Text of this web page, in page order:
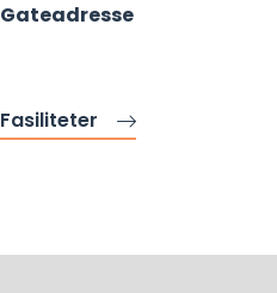
Gateadresse
Fasiliteter